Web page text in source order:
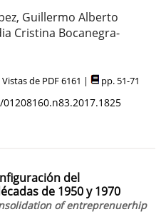
Guillermo Alberto
Cristina Bocanegra-
Vistas de PDF 6161 | pp. 51-71
del
de 1950 y 1970
of entreprenuerhip